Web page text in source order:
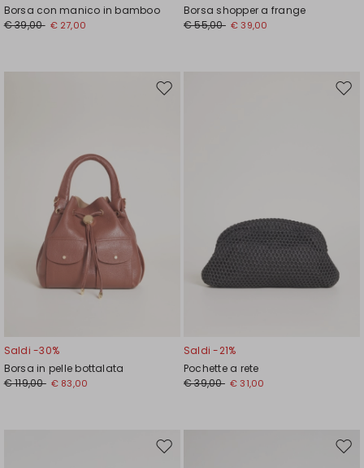
Borsa con manico in bamboo
€ 39,00 € 27,00
Borsa shopper a frange
€ 55,00 € 39,00
Sposta
Saldi -30%
Borsa in pelle bottalata
€ 119,00 € 83,00
Saldi -21%
Pochette a rete
€ 39,00 € 31,00
Sposta